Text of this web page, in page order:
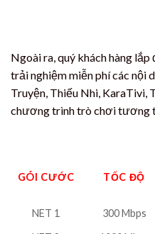
Ngoài ra, quý khách hàng
trải nghiệm miễn phí các nội
Truyện, Thiếu Nhi, KaraTivi,
chương trình trò chơi tương
GÓI CƯỚC TỐC ĐỘ
NET 1 300 Mbps